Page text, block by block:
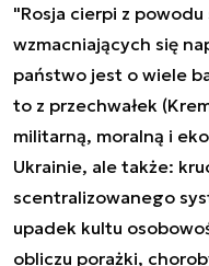
"Rosja cierpi z
wzmacniających się
państwo jest o wiele
to z przechwałek
militarną, moralną i
Ukrainie, ale także:
scentralizowanego
upadek kultu
obliczu porażki,